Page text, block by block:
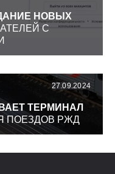
НОВЫХ
С
27.09.2024
ТЕРМИНАЛ
ПОЕЗДОВ РЖД